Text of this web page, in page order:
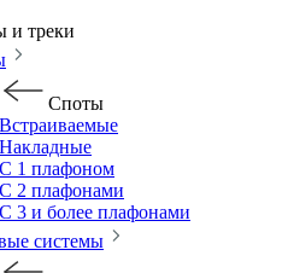
и треки
Споты
Встраиваемые
Накладные
С 1 плафоном
С 2 плафонами
С 3 и более плафонами
системы